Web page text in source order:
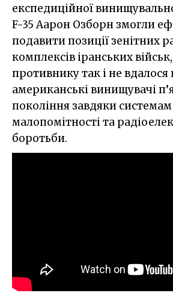
експедиційної
F-35 Аарон Озборн змогли
подавити позиції зенітних
комплексів іранських
противнику так і не вдалося
американські винищувачі
покоління завдяки системам
малопомітності та
боротьби.